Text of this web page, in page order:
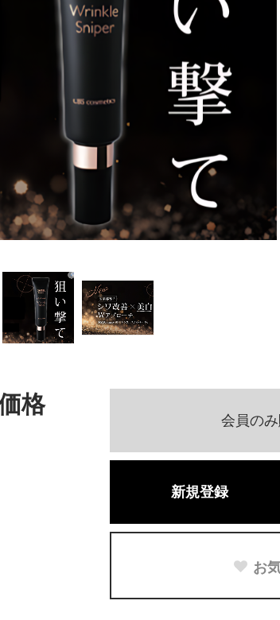
格
会員の
新規登録
お